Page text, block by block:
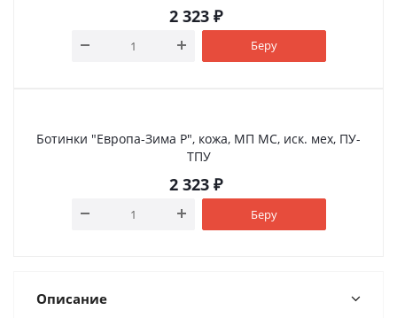
2 323₽
Беру
Ботинки "Европа-Зима Р", кожа, МП МС, иск. мех, ПУ-
ТПУ
2 323₽
Беру
Описание